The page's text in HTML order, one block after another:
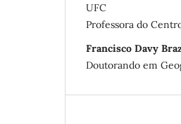
UFC
Professora do
Francisco Davy
Doutorando em